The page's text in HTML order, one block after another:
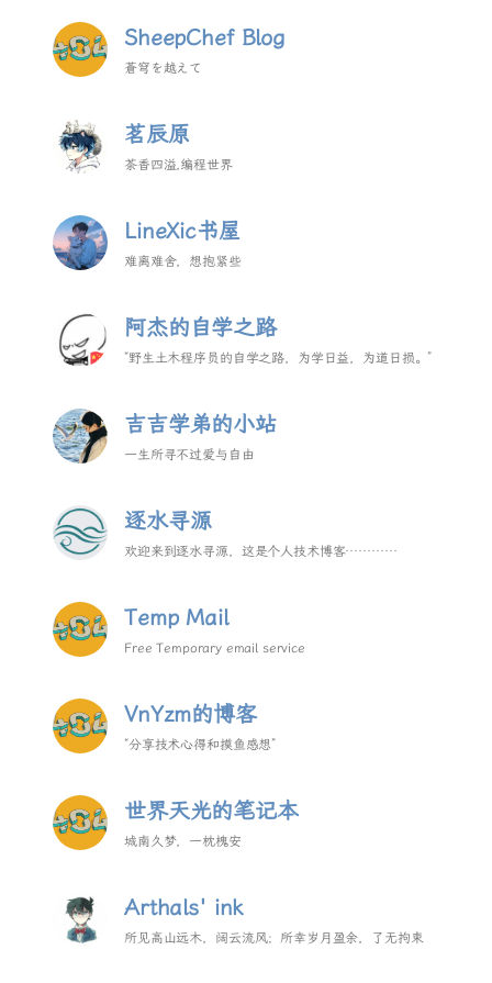
SheepChef Blog
蒼穹を越えて
茗辰原
茶香四溢,编程世界
LineXic书屋
难离难舍，想抱紧些
阿杰的自学之路
“野生土木程序员的自学之路，为学日益，为道日损。”
吉吉学弟的小站
一生所寻不过爱与自由
逐水寻源
欢迎来到逐水寻源，这是个人技术博客…………
Temp Mail
Free Temporary email service
VnYzm的博客
“分享技术心得和摸鱼感想”
世界天光的笔记本
城南久梦，一枕槐安
Arthals' ink
所见高山远木，阔云流风；所幸岁月盈余，了无拘束